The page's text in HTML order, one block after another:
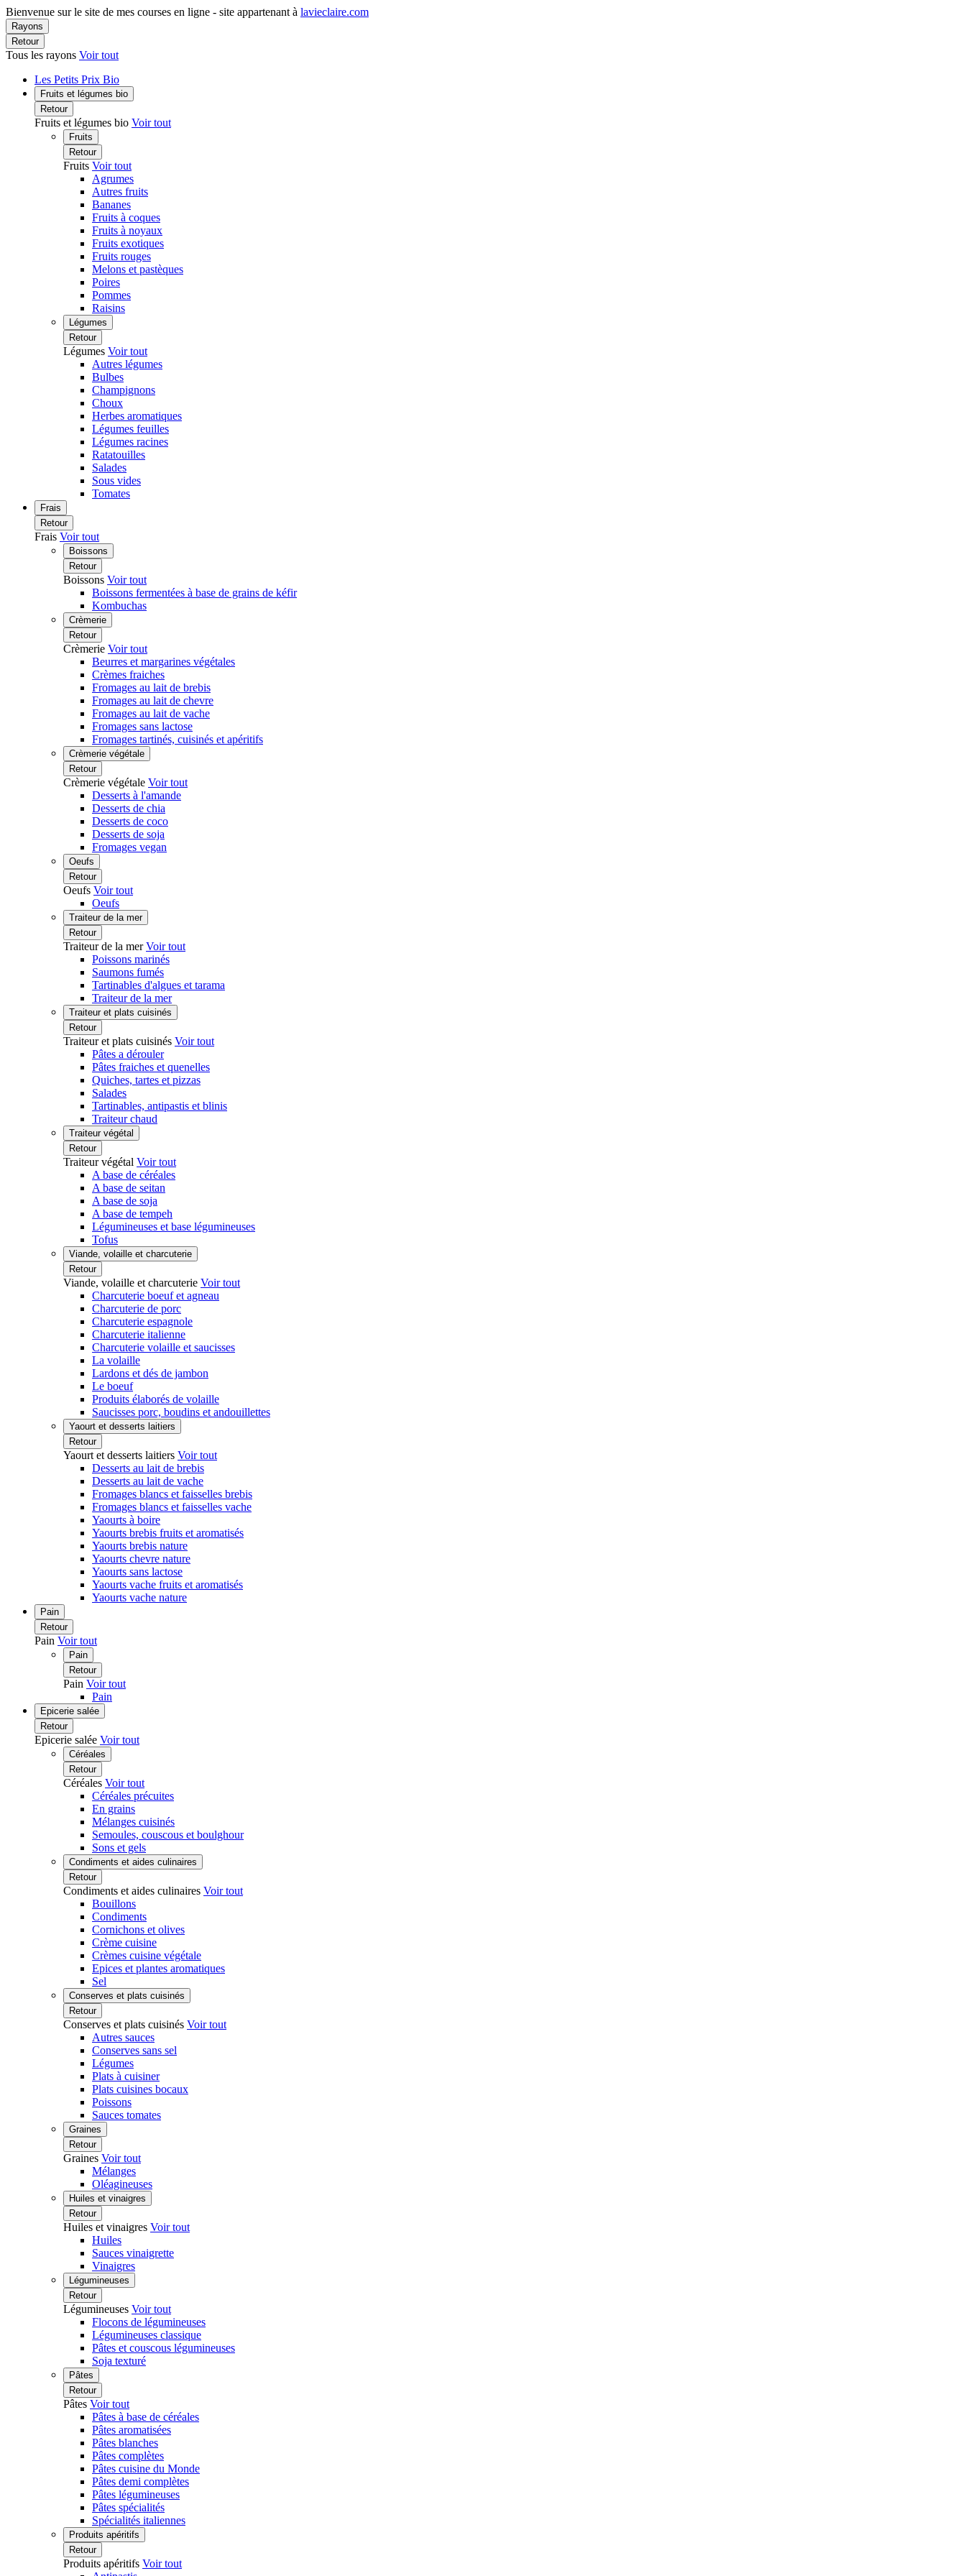
Bienvenue sur le site de mes courses en ligne - site appartenant à lavieclaire.com
Rayons
Retour
Tous les rayons Voir tout
Les Petits Prix Bio
Fruits et légumes bio
Retour
Fruits et légumes bio Voir tout
Fruits
Retour
Fruits Voir tout
Agrumes
Autres fruits
Bananes
Fruits à coques
Fruits à noyaux
Fruits exotiques
Fruits rouges
Melons et pastèques
Poires
Pommes
Raisins
Légumes
Retour
Légumes Voir tout
Autres légumes
Bulbes
Champignons
Choux
Herbes aromatiques
Légumes feuilles
Légumes racines
Ratatouilles
Salades
Sous vides
Tomates
Frais
Retour
Frais Voir tout
Boissons
Retour
Boissons Voir tout
Boissons fermentées à base de grains de kéfir
Kombuchas
Crèmerie
Retour
Crèmerie Voir tout
Beurres et margarines végétales
Crèmes fraiches
Fromages au lait de brebis
Fromages au lait de chevre
Fromages au lait de vache
Fromages sans lactose
Fromages tartinés, cuisinés et apéritifs
Crèmerie végétale
Retour
Crèmerie végétale Voir tout
Desserts à l'amande
Desserts de chia
Desserts de coco
Desserts de soja
Fromages vegan
Oeufs
Retour
Oeufs Voir tout
Oeufs
Traiteur de la mer
Retour
Traiteur de la merVoir tout
Poissons marinés
Saumons fumés
Tartinables d'algues et tarama
Traiteur de la mer
Traiteur et plats cuisinés
Retour
Traiteur et plats cuisinés Voir tout
Pâtes a dérouler
Pâtes fraiches et quenelles
Quiches, tartes et pizzas
Salades
Tartinables, antipastis et blinis
Traiteur chaud
Traiteur végétal
Retour
Traiteur végétal Voir tout
A base de céréales
A base de seitan
A base de soja
A base de tempeh
Légumineuses et base légumineuses
Tofus
Viande, volaille et charcuterie
Retour
Viande, volaille et charcuterie Voir tout
Charcuterie boeuf et agneau
Charcuterie de porc
Charcuterie espagnole
Charcuterie italienne
Charcuterie volaille et saucisses
La volaille
Lardons et dés de jambon
Le boeuf
Produits élaborés de volaille
Saucisses porc, boudins et andouillettes
Yaourt et desserts laitiers
Retour
Yaourt et desserts laitiers Voir tout
Desserts au lait de brebis
Desserts au lait de vache
Fromages blancs et faisselles brebis
Fromages blancs et faisselles vache
Yaourts à boire
Yaourts brebis fruits et aromatisés
Yaourts brebis nature
Yaourts chevre nature
Yaourts sans lactose
Yaourts vache fruits et aromatisés
Yaourts vache nature
Pain
Retour
Pain Voir tout
Pain
Retour
Pain Voir tout
Pain
Epicerie salée
Retour
Epicerie salée Voir tout
Céréales
Retour
Céréales Voir tout
Céréales précuites
En grains
Mélanges cuisinés
Semoules, couscous et boulghour
Sons et gels
Condiments et aides culinaires
Retour
Condiments et aides culinaires Voir tout
Bouillons
Condiments
Cornichons et olives
Crème cuisine
Crèmes cuisine végétale
Epices et plantes aromatiques
Sel
Conserves et plats cuisinés
Retour
Conserves et plats cuisinés Voir tout
Autres sauces
Conserves sans sel
Légumes
Plats à cuisiner
Plats cuisines bocaux
Poissons
Sauces tomates
Graines
Retour
Graines Voir tout
Mélanges
Oléagineuses
Huiles et vinaigres
Retour
Huiles et vinaigres Voir tout
Huiles
Sauces vinaigrette
Vinaigres
Légumineuses
Retour
Légumineuses Voir tout
Flocons de légumineuses
Légumineuses classique
Pâtes et couscous légumineuses
Soja texturé
Pâtes
Retour
Pâtes Voir tout
Pâtes à base de céréales
Pâtes aromatisées
Pâtes blanches
Pâtes complètes
Pâtes cuisine du Monde
Pâtes demi complètes
Pâtes légumineuses
Pâtes spécialités
Spécialités italiennes
Produits apéritifs
Retour
Produits apéritifs Voir tout